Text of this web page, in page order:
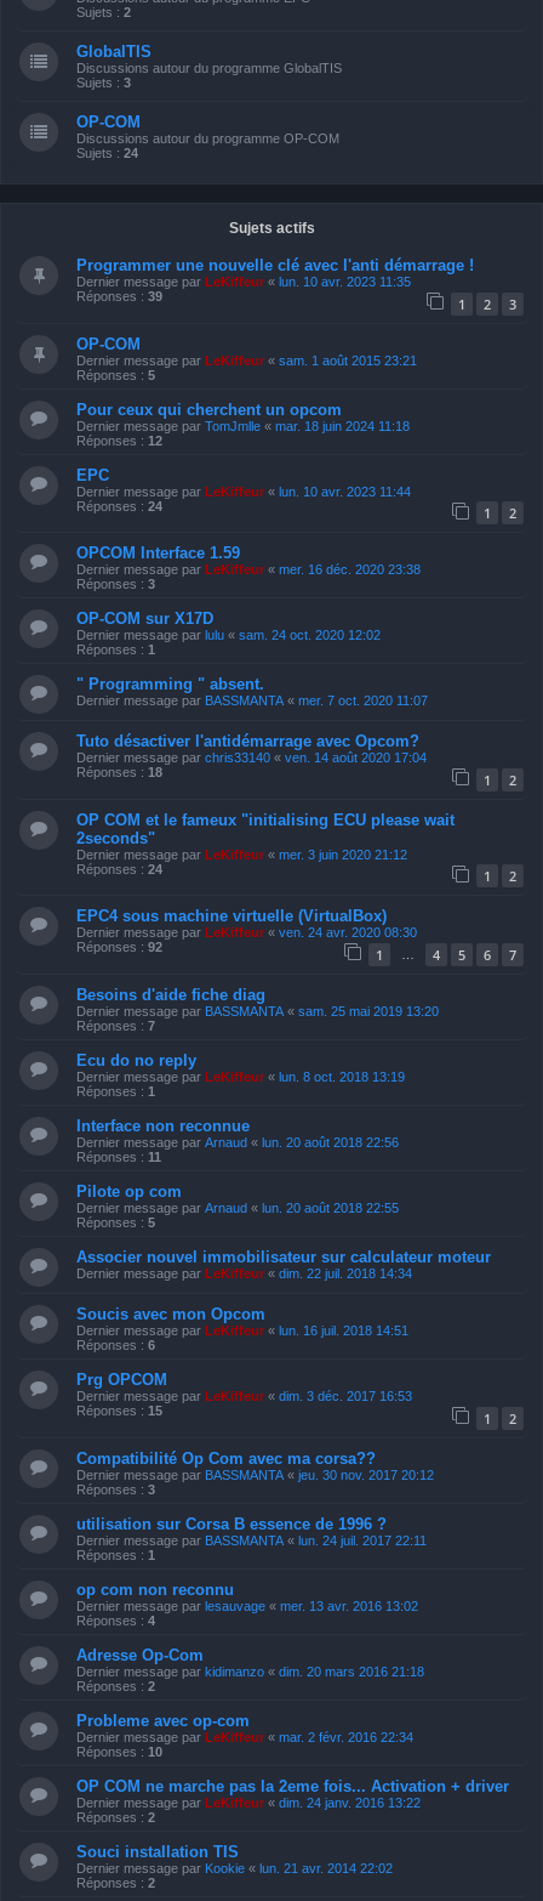
Sujets : 2
GlobalTIS
Discussions autour du programme GlobalTIS
Sujets : 3
OP-COM
Discussions autour du programme OP-COM
Sujets : 24
Sujets actifs
Programmer une nouvelle clé avec l'anti démarrage !
Dernier message par LeKiffeur « lun. 10 avr. 2023 11:35
Réponses : 39 1 2 3
OP-COM
Dernier message par LeKiffeur « sam. 1 août 2015 23:21
Réponses : 5
Pour ceux qui cherchent un opcom
Dernier message par TomJmlle « mar. 18 juin 2024 11:18
Réponses : 12
EPC
Dernier message par LeKiffeur « lun. 10 avr. 2023 11:44
Réponses : 24 1 2
OPCOM Interface 1.59
Dernier message par LeKiffeur « mer. 16 déc. 2020 23:38
Réponses : 3
OP-COM sur X17D
Dernier message par lulu « sam. 24 oct. 2020 12:02
Réponses : 1
" Programming " absent.
Dernier message par BASSMANTA « mer. 7 oct. 2020 11:07
Tuto désactiver l'antidémarrage avec Opcom?
Dernier message par chris33140 « ven. 14 août 2020 17:04
Réponses : 18 1 2
OP COM et le fameux "initialising ECU please wait
2seconds"
Dernier message par LeKiffeur « mer. 3 juin 2020 21:12
Réponses : 24 1 2
EPC4 sous machine virtuelle (VirtualBox)
Dernier message par LeKiffeur « ven. 24 avr. 2020 08:30
Réponses : 92 1 … 4 5 6 7
Besoins d'aide fiche diag
Dernier message par BASSMANTA « sam. 25 mai 2019 13:20
Réponses : 7
Ecu do no reply
Dernier message par LeKiffeur « lun. 8 oct. 2018 13:19
Réponses : 1
Interface non reconnue
Dernier message par Arnaud « lun. 20 août 2018 22:56
Réponses : 11
Pilote op com
Dernier message par Arnaud « lun. 20 août 2018 22:55
Réponses : 5
Associer nouvel immobilisateur sur calculateur moteur
Dernier message par LeKiffeur « dim. 22 juil. 2018 14:34
Soucis avec mon Opcom
Dernier message par LeKiffeur « lun. 16 juil. 2018 14:51
Réponses : 6
Prg OPCOM
Dernier message par LeKiffeur « dim. 3 déc. 2017 16:53
Réponses : 15 1 2
Compatibilité Op Com avec ma corsa??
Dernier message par BASSMANTA « jeu. 30 nov. 2017 20:12
Réponses : 3
utilisation sur Corsa B essence de 1996 ?
Dernier message par BASSMANTA « lun. 24 juil. 2017 22:11
Réponses : 1
op com non reconnu
Dernier message par lesauvage « mer. 13 avr. 2016 13:02
Réponses : 4
Adresse Op-Com
Dernier message par kidimanzo « dim. 20 mars 2016 21:18
Réponses : 2
Probleme avec op-com
Dernier message par LeKiffeur « mar. 2 févr. 2016 22:34
Réponses : 10
OP COM ne marche pas la 2eme fois... Activation + driver
Dernier message par LeKiffeur « dim. 24 janv. 2016 13:22
Réponses : 2
Souci installation TIS
Dernier message par Kookie « lun. 21 avr. 2014 22:02
Réponses : 2